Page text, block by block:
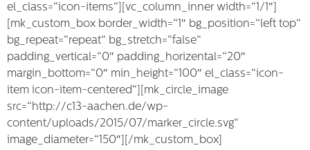
el_class=“icon-items“][vc_column_inner width=“1/1″]
[mk_custom_box border_width=“1″ bg_position=“left top“
bg_repeat=“repeat“ bg_stretch=“false“
padding_vertical=“0″ padding_horizental=“20″
margin_bottom=“0″ min_height=“100″ el_class=“icon-
item icon-item-centered“][mk_circle_image
src=“http://c13-aachen.de/wp-
content/uploads/2015/07/marker_circle.svg“
image_diameter=“150″][/mk_custom_box]